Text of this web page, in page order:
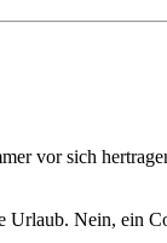
vor sich
Urlaub. Nein, ein